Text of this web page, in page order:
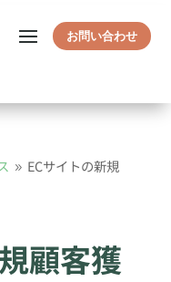
お問い合わせ
9 ECサイトの新規
顧客獲